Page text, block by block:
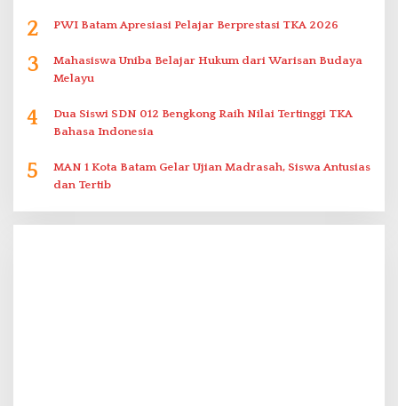
2 PWI Batam Apresiasi Pelajar Berprestasi TKA 2026
3
Mahasiswa Uniba Belajar Hukum dari Warisan Budaya
Melayu
4
Dua Siswi SDN 012 Bengkong Raih Nilai Tertinggi TKA
Bahasa Indonesia
5
MAN 1 Kota Batam Gelar Ujian Madrasah, Siswa Antusias
dan Tertib